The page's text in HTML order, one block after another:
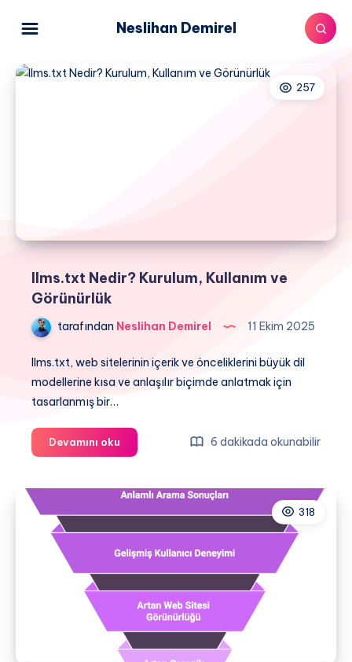
Neslihan Demirel
257
llms.txt Nedir? Kurulum, Kullanım ve
Görünürlük
tarafından Neslihan Demirel 11 Ekim 2025
llms.txt, web sitelerinin içerik ve önceliklerini büyük dil
modellerine kısa ve anlaşılır biçimde anlatmak için
tasarlanmış bir…
Devamını oku
Nedir?
Kullanım
ve
Görünürlük
6 dakikada okunabilir
318